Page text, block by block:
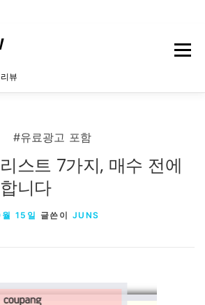
뷰
메뉴
#유료광고 포함
스트 7가지, 매수 전에
니다
15일 글쓴이 JUNS